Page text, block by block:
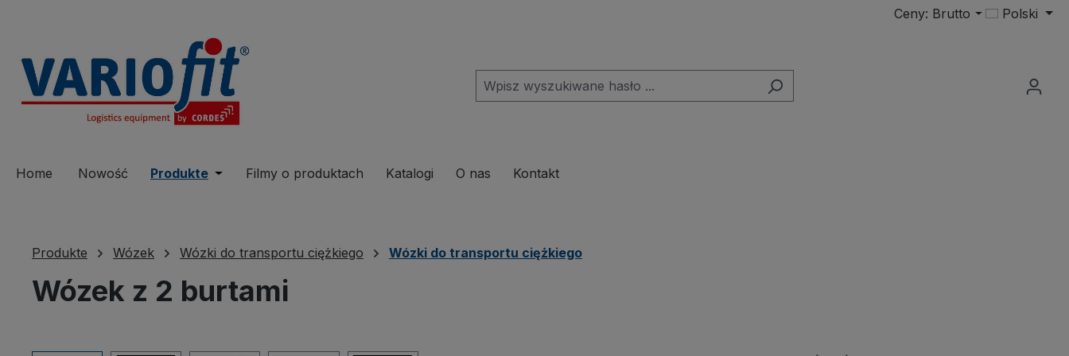
Ceny: Brutto Polski
Home Nowość Produkte Open or close the dropdown menu from the category Produkte
Filmy o produktach Katalogi O nas Kontakt
Produkte Wózek Wózki do transportu ciężkiego Wózki do transportu ciężkiego
Wózek z 2 burtami